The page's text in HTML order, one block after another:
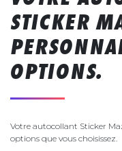
STICKER
OPTIONS.
Votre autocollant Sticker
options que vous choisissez.